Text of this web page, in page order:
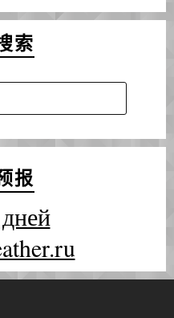
索
报